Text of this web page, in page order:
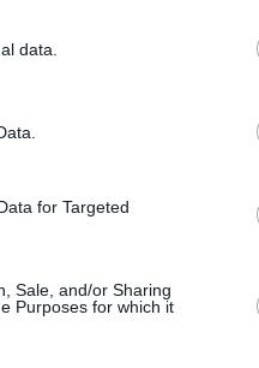
data.
for Targeted
Sale, and/or Sharing
Purposes for which it